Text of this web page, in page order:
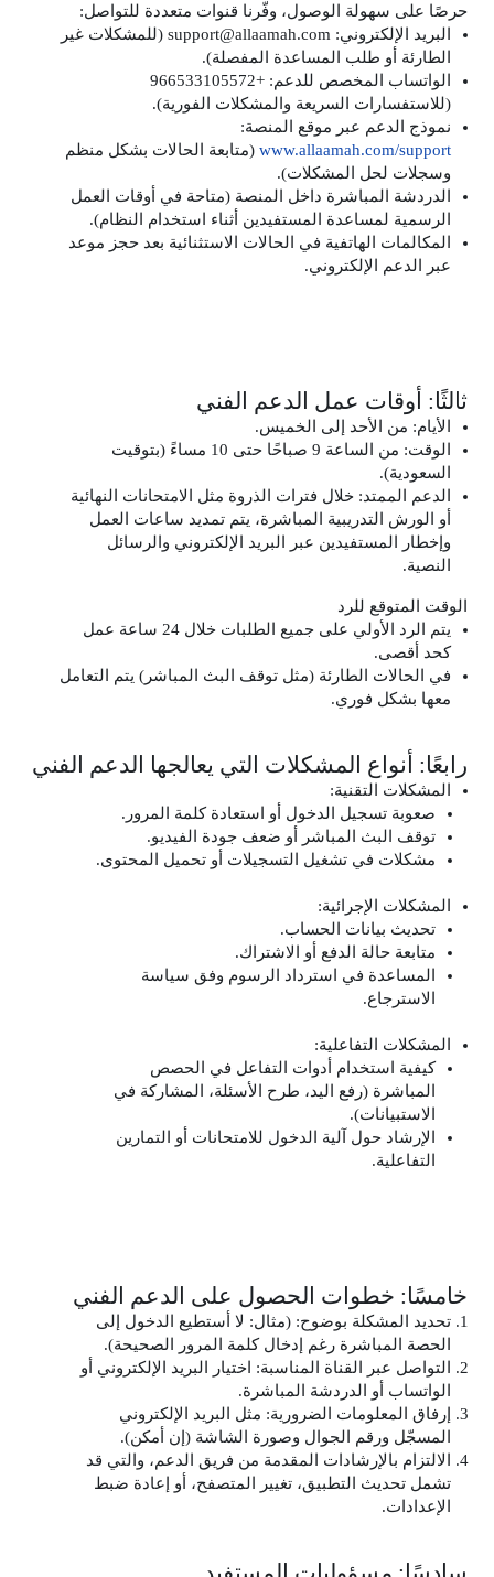
حرصًا على سهولة الوصول، وفّرنا قنوات متعددة للتواصل:
البريد الإلكتروني: support@allaamah.com (للمشكلات غير
الطارئة أو طلب المساعدة المفصلة).
الواتساب المخصص للدعم: +966533105572
(للاستفسارات السريعة والمشكلات الفورية).
نموذج الدعم عبر موقع المنصة:
www.allaamah.com/support(متابعة الحالات بشكل منظم
وسجلات لحل المشكلات).
الدردشة المباشرة داخل المنصة (متاحة في أوقات العمل
الرسمية لمساعدة المستفيدين أثناء استخدام النظام).
المكالمات الهاتفية في الحالات الاستثنائية بعد حجز موعد
عبر الدعم الإلكتروني.
ثالثًا: أوقات عمل الدعم الفني
الأيام: من الأحد إلى الخميس.
الوقت: من الساعة 9 صباحًا حتى 10 مساءً (بتوقيت
السعودية).
الدعم الممتد: خلال فترات الذروة مثل الامتحانات النهائية
أو الورش التدريبية المباشرة، يتم تمديد ساعات العمل
وإخطار المستفيدين عبر البريد الإلكتروني والرسائل
النصية.
الوقت المتوقع للرد
يتم الرد الأولي على جميع الطلبات خلال 24 ساعة عمل
كحد أقصى.
في الحالات الطارئة (مثل توقف البث المباشر) يتم التعامل
معها بشكل فوري.
رابعًا: أنواع المشكلات التي يعالجها الدعم الفني
المشكلات التقنية:
صعوبة تسجيل الدخول أو استعادة كلمة المرور.
توقف البث المباشر أو ضعف جودة الفيديو.
مشكلات في تشغيل التسجيلات أو تحميل المحتوى.
المشكلات الإجرائية:
تحديث بيانات الحساب.
متابعة حالة الدفع أو الاشتراك.
المساعدة في استرداد الرسوم وفق سياسة
الاسترجاع.
المشكلات التفاعلية:
كيفية استخدام أدوات التفاعل في الحصص
المباشرة (رفع اليد، طرح الأسئلة، المشاركة في
الاستبيانات).
الإرشاد حول آلية الدخول للامتحانات أو التمارين
التفاعلية.
خامسًا: خطوات الحصول على الدعم الفني
تحديد المشكلة بوضوح: (مثال: لا أستطيع الدخول إلى
الحصة المباشرة رغم إدخال كلمة المرور الصحيحة).
التواصل عبر القناة المناسبة: اختيار البريد الإلكتروني أو
الواتساب أو الدردشة المباشرة.
إرفاق المعلومات الضرورية: مثل البريد الإلكتروني
المسجّل ورقم الجوال وصورة الشاشة (إن أمكن).
الالتزام بالإرشادات المقدمة من فريق الدعم، والتي قد
تشمل تحديث التطبيق، تغيير المتصفح، أو إعادة ضبط
الإعدادات.